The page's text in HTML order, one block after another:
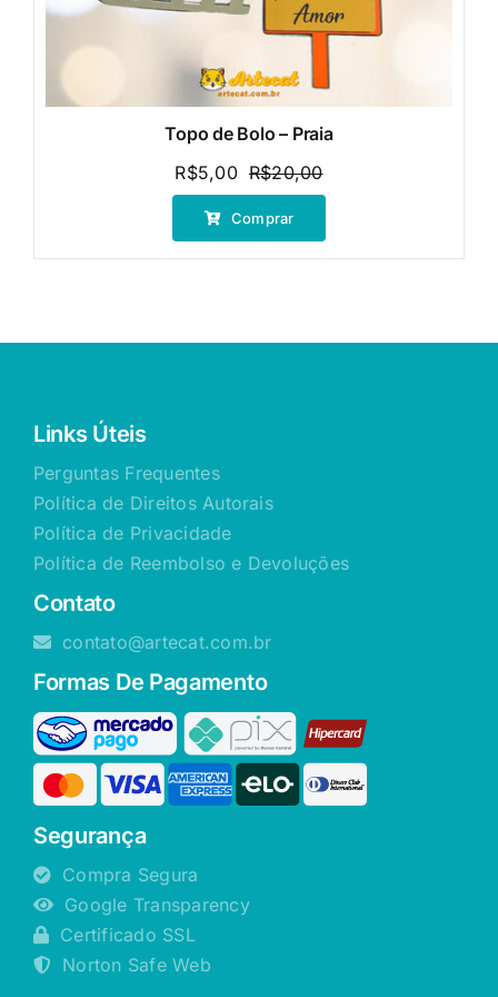
Topo de Bolo – Praia
R$20,00O
preço
era:
R$5,00
O
preço
é:
Comprar
Links Úteis
Perguntas Frequentes
Política de Direitos Autorais
Política de Privacidade
Política de Reembolso e Devoluções
Contato
contato@artecat.com.br
Formas De Pagamento
Segurança
Compra Segura
Google Transparency
Certificado SSL
Norton Safe Web